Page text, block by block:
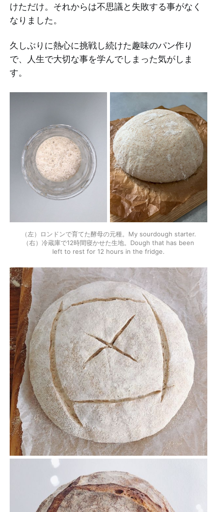
けただけ。それからは不思議と失敗する事がなく
なりました。
久しぶりに熱心に挑戦し続けた趣味のパン作り
で、人生で大切な事を学んでしまった気がしま
す。
（左）ロンドンで育てた酵母の元種。My sourdough starter.
（右）冷蔵庫で12時間寝かせた生地。Dough that has been
left to rest for 12 hours in the fridge.